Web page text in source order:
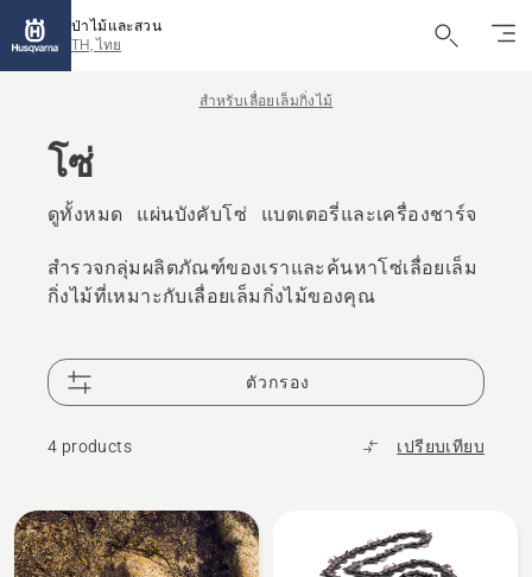
ป่าไม้และสวน
TH, ไทย
สำหรับเลื่อยเล็มกิ่งไม้
โซ่
ดูทั้งหมด แผ่นบังคับโซ่ แบตเตอรี่และเครื่องชาร์จ
สำรวจกลุ่มผลิตภัณฑ์ของเราและค้นหาโซ่เลื่อยเล็ม
กิ่งไม้ที่เหมาะกับเลื่อยเล็มกิ่งไม้ของคุณ
ตัวกรอง
4 products เปรียบเทียบ
All
products